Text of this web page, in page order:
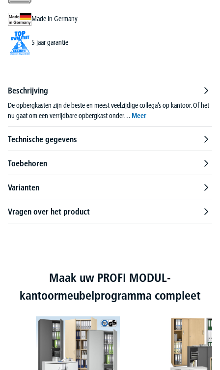
Made in Germany
5 jaar garantie
Beschrijving
De opbergkasten zijn de beste en meest veelzijdige collega’s op kantoor. Of het
nu gaat om een verrijdbare opbergkast onder… Meer
Technische gegevens
Toebehoren
Varianten
Vragen over het product
Productgalerij overslaanMaak uw PROFI MODUL-
kantoormeubelprogramma compleet